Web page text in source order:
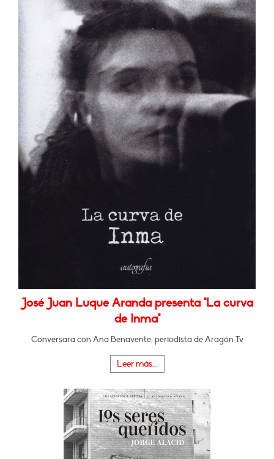
José Juan Luque Aranda presenta "La curva
de Inma"
Conversará con Ana Benavente, periodista de Aragón Tv
Leer más...